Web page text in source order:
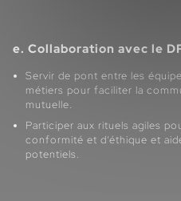
e. Collaboration avec le
Servir de pont entre les
métiers pour faciliter la
mutuelle.
Participer aux rituels agiles
conformité et d’éthique et
potentiels.